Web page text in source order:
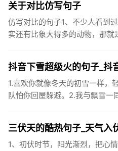
关于对比仿写句子
仿写对比的句子1、不少人看到
实还有比象大得多的动物，那就
抖音下雪超级火的句子_抖
1.喜欢你就像冬天的初雪一样，
队怕你回屋躲避。2.我与飘雪一
三伏天的酷热句子_天气入
1、初伏时节，阳光渐烈，把心